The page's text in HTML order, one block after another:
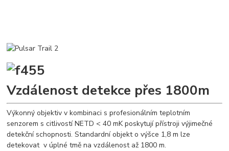
Vzdálenost detekce přes 1800m
Výkonný objektiv v kombinaci s profesionálním teplotním
senzorem s citlivostí NETD < 40 mK poskytují přístroji výjimečné
detekční schopnosti. Standardní objekt o výšce 1,8 m lze
detekovat v úplné tmě na vzdálenost až 1800 m.